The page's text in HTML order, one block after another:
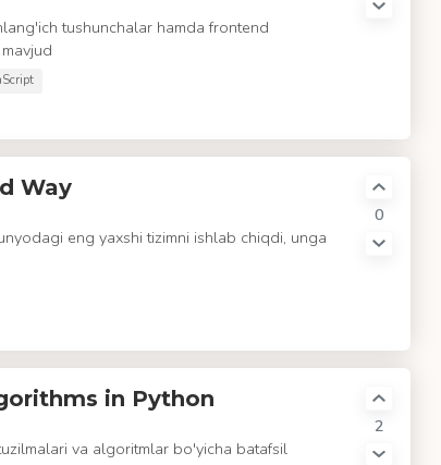
tushunchalar hamda frontend
0
Way
eng yaxshi tizimni ishlab chiqdi, unga
2
in Python
va algoritmlar bo'yicha batafsil